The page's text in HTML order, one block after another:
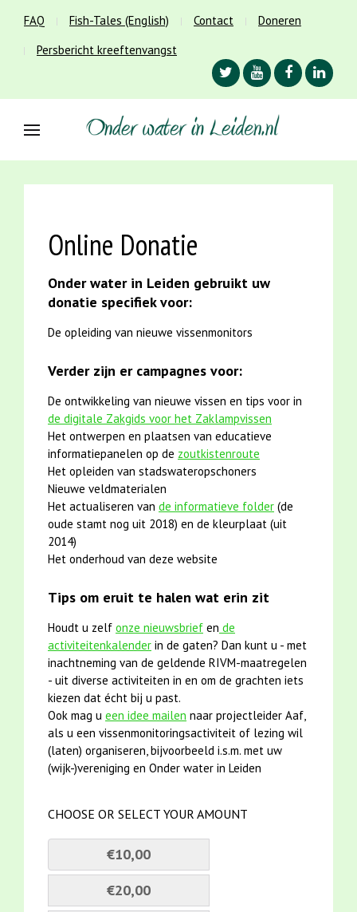
FAQ Fish-Tales (English) Contact
Doneren
Persbericht kreeftenvangst
Online Donatie
Onder water in Leiden gebruikt uw
donatie specifiek voor:
De opleiding van nieuwe vissenmonitors
Verder zijn er campagnes voor:
De ontwikkeling van nieuwe vissen en tips voor in
de digitale Zakgids voor het Zaklampvissen
Het ontwerpen en plaatsen van educatieve
informatiepanelen op de zoutkistenroute
Het opleiden van stadswateropschoners
Nieuwe veldmaterialen
Het actualiseren van de informatieve folder (de
oude stamt nog uit 2018) en de kleurplaat (uit
2014)
Het onderhoud van deze website
Tips om eruit te halen wat erin zit
Houdt u zelf onze nieuwsbrief en de
activiteitenkalender in de gaten? Dan kunt u - met
inachtneming van de geldende RIVM-maatregelen
- uit diverse activiteiten in en om de grachten iets
kiezen dat écht bij u past.
Ook mag u een idee mailen naar projectleider Aaf,
als u een vissenmonitoringsactiviteit of lezing wil
(laten) organiseren, bijvoorbeeld i.s.m. met uw
(wijk-)vereniging en Onder water in Leiden
CHOOSE OR SELECT YOUR AMOUNT
€10,00
€20,00